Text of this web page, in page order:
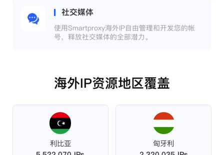
社交媒体
使用Smartproxy海外IP自由管理和开发您的帐
号，释放社交媒体的全部潜力。
海外IP资源地区覆盖
利比亚
匈牙利